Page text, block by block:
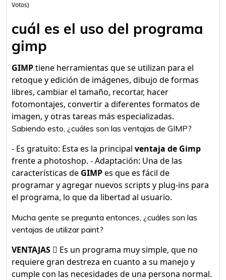
Votos)
cuál es el uso del programa
gimp
GIMPtiene herramientas que se utilizan para el
retoque y edición de imágenes, dibujo de formas
libres, cambiar el tamaño, recortar, hacer
fotomontajes, convertir a diferentes formatos de
imagen, y otras tareas más especializadas.
Sabiendo esto, ¿cuáles son las ventajas de GIMP?
- Es gratuito: Esta es la principal ventaja de Gimp
frente a photoshop. - Adaptación: Una de las
características de GIMPes que es fácil de
programar y agregar nuevos scripts y plug-ins para
el programa, lo que da libertad al usuario.
Mucha gente se pregunta entonces, ¿cuáles son las
ventajas de utilizar paint?
VENTAJAS  Es un programa muy simple, que no
requiere gran destreza en cuanto a su manejo y
cumple con las necesidades de una persona normal.